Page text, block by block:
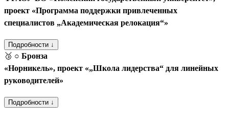
проект «Программа поддержки привлеченных
специалистов „Академическая релокация“»
Подробности ↓
🥉 ○ Бронза
«Норникель», проект «„Школа лидерства“ для линейных
руководителей»
Подробности ↓